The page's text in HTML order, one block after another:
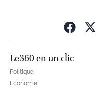
Le360 en un clic
Politique
Economie